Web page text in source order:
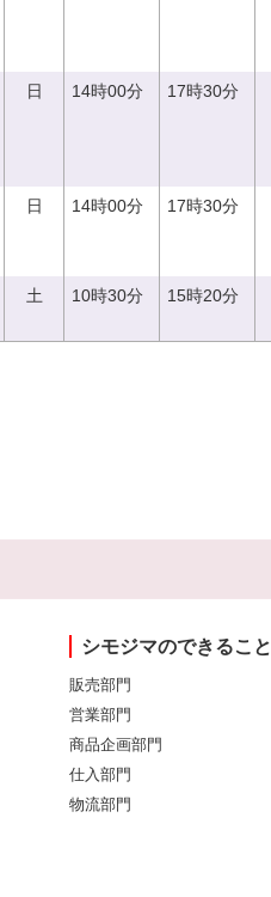
日 14時00分 17時30分
日 14時00分 17時30分
土 10時30分 15時20分
シモジマのできること
販売部門
営業部門
商品企画部門
仕入部門
物流部門